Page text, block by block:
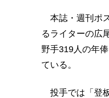
本誌・週刊ポ
るライターの広
野手319人の年
ている。
投手では「登